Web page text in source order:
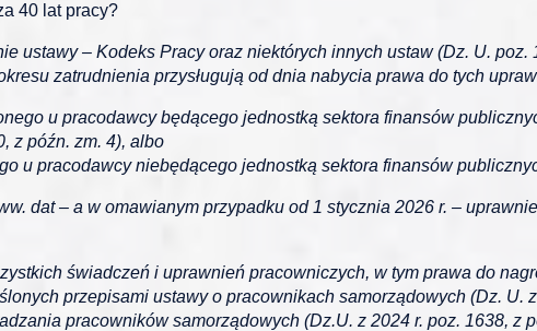
40 lat pracy?
ustawy – Kodeks Pracy oraz niektórych innych ustaw (Dz. U.
zatrudnienia przysługują od dnia nabycia prawa do tych
u pracodawcy będącego jednostką sektora finansów
z późn. zm. 4), albo
u pracodawcy niebędącego jednostką sektora finansów
dat – a w omawianym przypadku od 1 stycznia 2026 r. –
świadczeń i uprawnień pracowniczych, w tym prawa do
przepisami ustawy o pracownikach samorządowych (Dz. U.
pracowników samorządowych (Dz.U. z 2024 r. poz. 1638, z